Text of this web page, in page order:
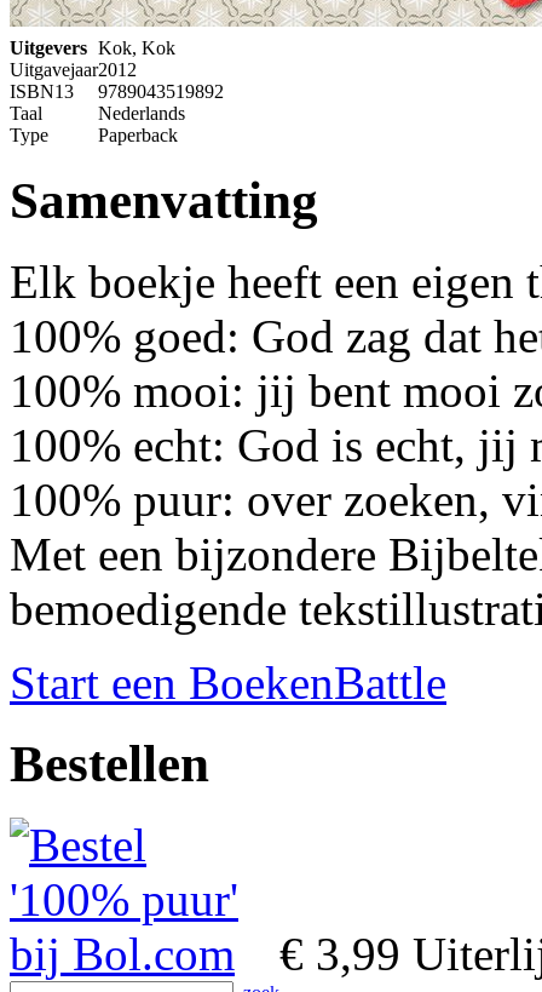
Uitgevers Kok, Kok
Uitgavejaar2012
ISBN13
9789043519892
Taal
Nederlands
Type
Paperback
Samenvatting
Elk boekje heeft een eigen
100% goed: God zag dat
100% mooi: jij bent mooi
100% echt: God is echt, jij
100% puur: over zoeken,
Met een bijzondere
bemoedigende
Start een BoekenBattle
Bestellen
€ 3,99